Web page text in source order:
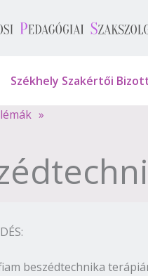
Székhely Szakértői
»
beszédtechnika